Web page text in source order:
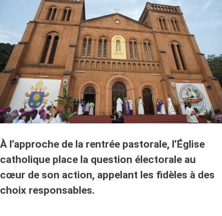
À l’approche de la rentrée pastorale, l’Église
catholique place la question électorale au
cœur de son action, appelant les fidèles à des
choix responsables.